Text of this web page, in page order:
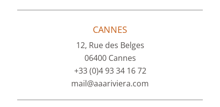
CANNES
12, Rue des Belges
06400 Cannes
+33 (0)4 93 34 16 72
mail@aaariviera.com